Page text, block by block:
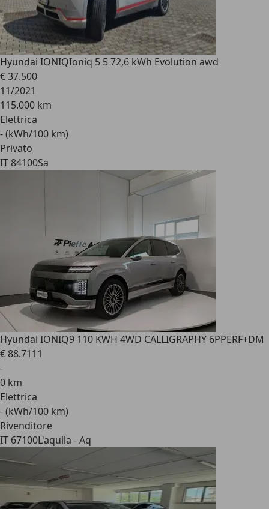
Hyundai IONIQIoniq 5 5 72,6 kWh Evolution awd
€ 37.500
11/2021
115.000 km
Elettrica
- (kWh/100 km)
Privato
IT 84100Sa
Hyundai IONIQ9 110 KWH 4WD CALLIGRAPHY 6PPERF+DM
€ 88.7111
-
0 km
Elettrica
- (kWh/100 km)
Rivenditore
IT 67100L'aquila - Aq